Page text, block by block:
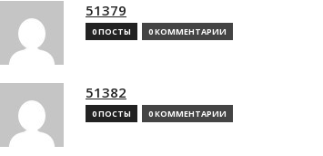
51379
0 ПОСТЫ 0 КОММЕНТАРИИ
51382
0 ПОСТЫ 0 КОММЕНТАРИИ